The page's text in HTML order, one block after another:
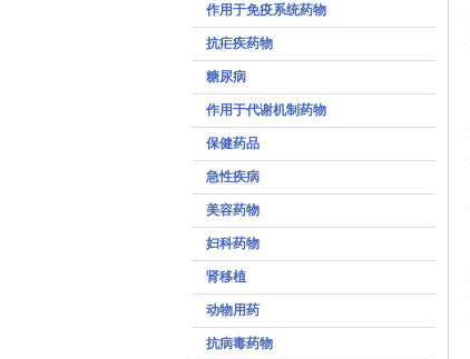
作用于免疫系统药物
抗疟疾药物
糖尿病
作用于代谢机制药物
保健药品
急性疾病
美容药物
妇科药物
肾移植
动物用药
抗病毒药物